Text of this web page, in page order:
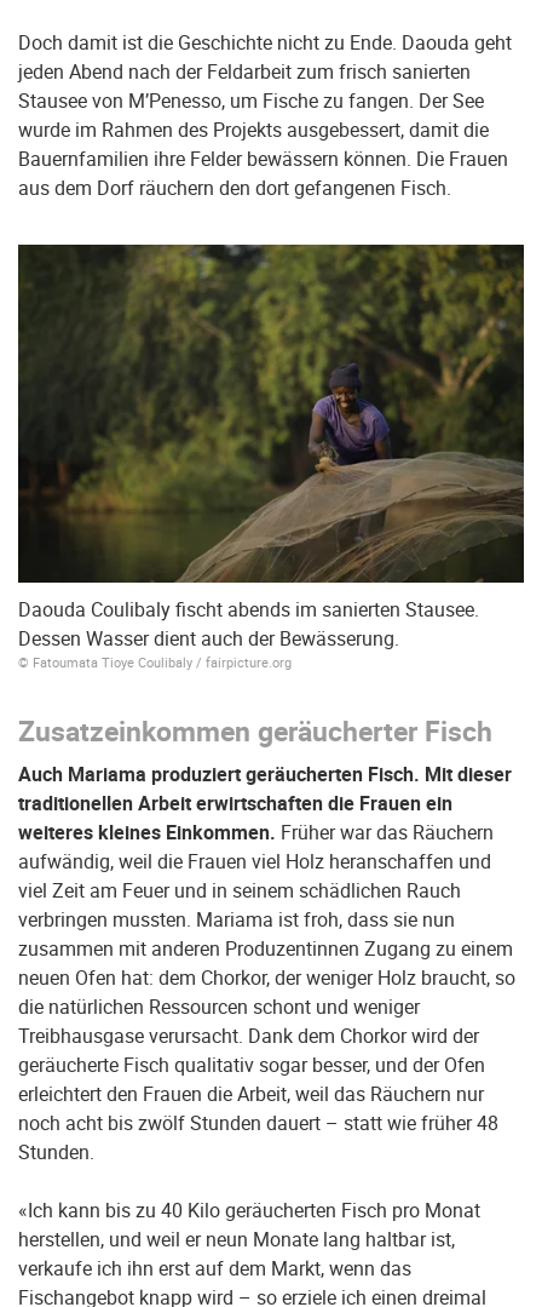
Doch damit ist die Geschichte nicht zu Ende. Daouda geht
jeden Abend nach der Feldarbeit zum frisch sanierten
Stausee von M’Penesso, um Fische zu fangen. Der See
wurde im Rahmen des Projekts ausgebessert, damit die
Bauernfamilien ihre Felder bewässern können. Die Frauen
aus dem Dorf räuchern den dort gefangenen Fisch.
Daouda Coulibaly fischt abends im sanierten Stausee.
Dessen Wasser dient auch der Bewässerung.
© Fatoumata Tioye Coulibaly / fairpicture.org
Zusatzeinkommen geräucherter Fisch
Auch Mariama produziert geräucherten Fisch. Mit dieser
traditionellen Arbeit erwirtschaften die Frauen ein
weiteres kleines Einkommen. Früher war das Räuchern
aufwändig, weil die Frauen viel Holz heranschaffen und
viel Zeit am Feuer und in seinem schädlichen Rauch
verbringen mussten. Mariama ist froh, dass sie nun
zusammen mit anderen Produzentinnen Zugang zu einem
neuen Ofen hat: dem Chorkor, der weniger Holz braucht, so
die natürlichen Ressourcen schont und weniger
Treibhausgase verursacht. Dank dem Chorkor wird der
geräucherte Fisch qualitativ sogar besser, und der Ofen
erleichtert den Frauen die Arbeit, weil das Räuchern nur
noch acht bis zwölf Stunden dauert – statt wie früher 48
Stunden.
«Ich kann bis zu 40 Kilo geräucherten Fisch pro Monat
herstellen, und weil er neun Monate lang haltbar ist,
verkaufe ich ihn erst auf dem Markt, wenn das
Fischangebot knapp wird – so erziele ich einen dreimal